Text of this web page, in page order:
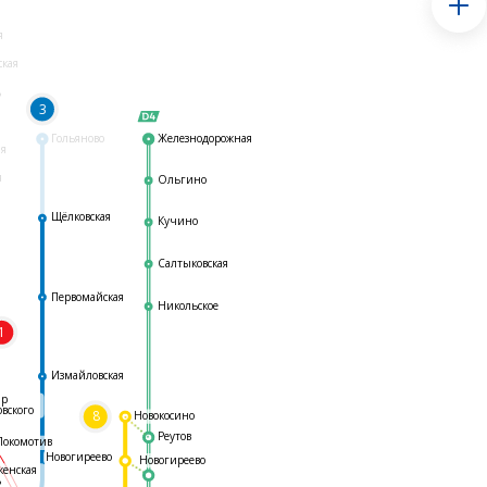
Гольяново
3
8
Железнодорожная
Ольгино
Кучино
Салтыковская
Никольское
Реутов
Измайловская
Первомайская
Щёлковская
Новогиреево
Новогиреево
Новокосино